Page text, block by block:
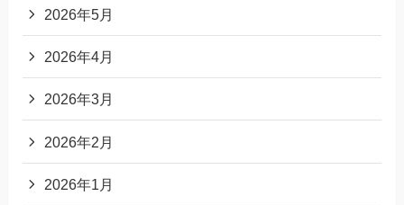
2026年5月
2026年4月
2026年3月
2026年2月
2026年1月